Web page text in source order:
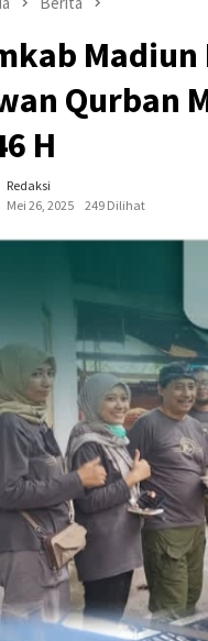
Qurban
H
Redaksi
Mei 26, 2025
249 Dilihat